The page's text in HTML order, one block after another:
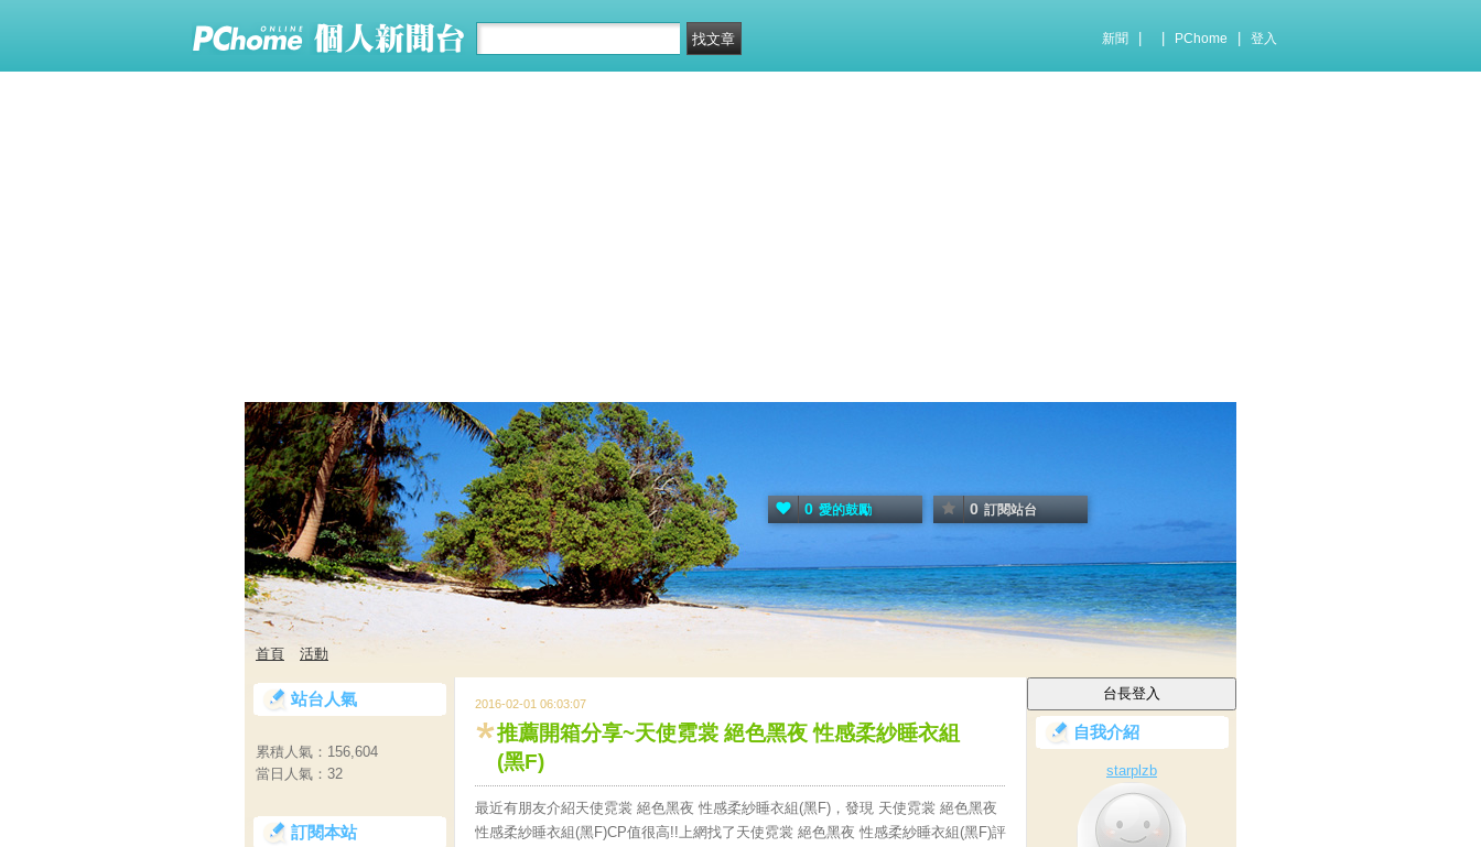
新聞 PChome 登入
0 愛的鼓勵 0 訂閱站台
首頁 活動
2016-02-01 06:03:07
推薦開箱分享~天使霓裳 絕色黑夜 性感柔紗睡衣組
(黑F)
最近有朋友介紹天使霓裳 絕色黑夜 性感柔紗睡衣組(黑F)，發現 天使霓裳 絕色黑夜
性感柔紗睡衣組(黑F)CP值很高!!上網找了天使霓裳 絕色黑夜 性感柔紗睡衣組(黑F)評
自我介紹
starplzb
站台人氣
累積人氣： 156,604
當日人氣： 32
訂閱本站